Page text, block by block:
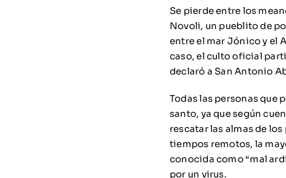
Se pierde entre los
Novoli, un pueblito de
entre el mar Jónico y el
caso, el culto oficial
declaró a San Antonio
Todas las personas que
santo, ya que según
rescatar las almas de
tiempos remotos, la
conocida como “mal
por un virus.